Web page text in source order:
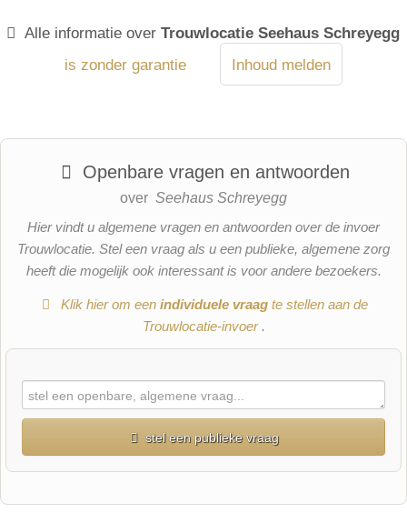
Alle informatie over Trouwlocatie Seehaus Schreyegg
is zonder garantie
Inhoud melden
Openbare vragen en antwoorden
over Seehaus Schreyegg
Hier vindt u algemene vragen en antwoorden over de invoer
Trouwlocatie. Stel een vraag als u een publieke, algemene zorg
heeft die mogelijk ook interessant is voor andere bezoekers.
Klik hier om een ​​individuele vraagte stellen aan de
Trouwlocatie-invoer .
stel een publieke vraag